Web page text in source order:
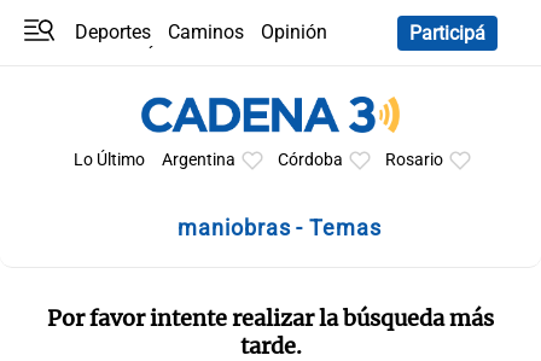
Deportes Caminos
Opinión
Participá
Lo Último Argentina Córdoba Rosario
maniobras - Temas
Por favor intente realizar la búsqueda más
tarde.